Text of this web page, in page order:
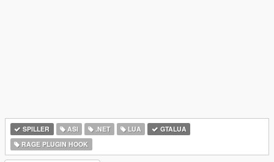
SPILLER ASI .NET LUA
GTALUA
RAGE PLUGIN HOOK